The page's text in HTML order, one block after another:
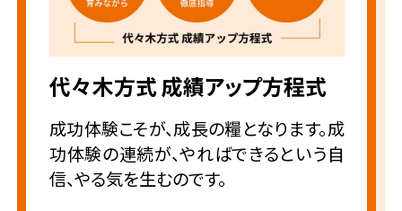
代々木方式 成績アップ方程式
成功体験こそが、成長の糧となります。成
功体験の連続が、やればできるという自
信、やる気を生むのです。